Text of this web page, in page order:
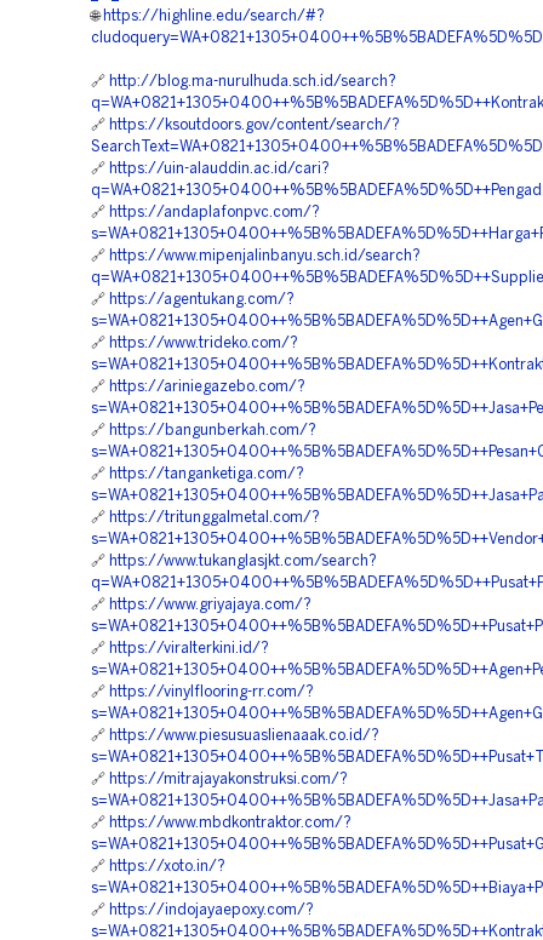
🌐 https://highline.edu/search/#?
🔗 http://blog.ma-nurulhuda.sch.id/search?
🔗 https://ksoutdoors.gov/content/search/?
🔗 https://uin-alauddin.ac.id/cari?
🔗 https://andaplafonpvc.com/?
🔗 https://www.mipenjalinbanyu.sch.id/search?
🔗 https://agentukang.com/?
🔗 https://www.trideko.com/?
🔗 https://ariniegazebo.com/?
🔗 https://bangunberkah.com/?
🔗 https://tanganketiga.com/?
🔗 https://tritunggalmetal.com/?
🔗 https://www.tukanglasjkt.com/search?
🔗 https://www.griyajaya.com/?
🔗 https://viralterkini.id/?
🔗 https://vinylflooring-rr.com/?
🔗 https://www.piesusuaslienaaak.co.id/?
🔗 https://mitrajayakonstruksi.com/?
🔗 https://www.mbdkontraktor.com/?
🔗 https://xoto.in/?
🔗 https://indojayaepoxy.com/?